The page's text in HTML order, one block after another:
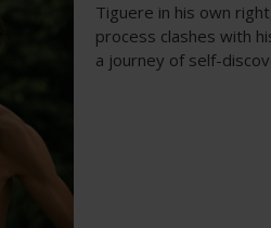
Tiguere in his own
process clashes with
a journey of self-